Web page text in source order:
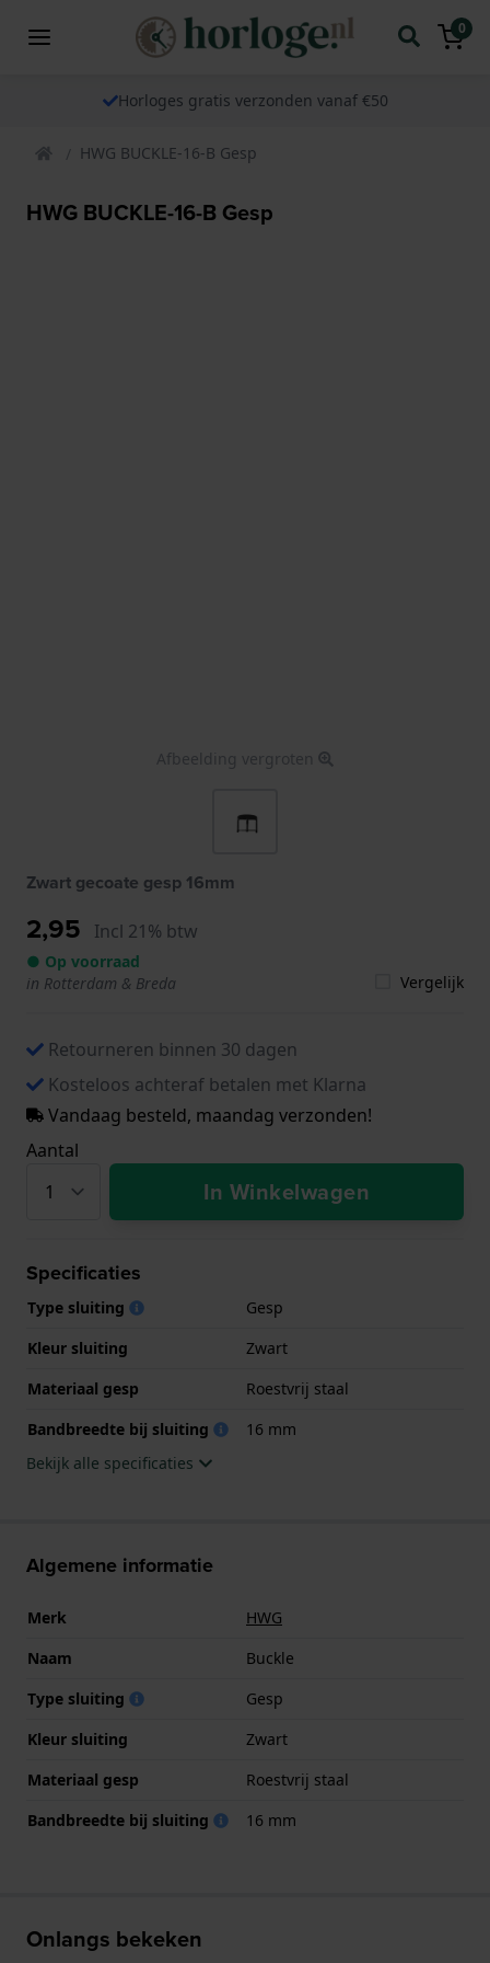
0
Horloges gratis verzonden vanaf €50
HWG BUCKLE-16-B Gesp
HWG BUCKLE-16-B Gesp
Afbeelding vergroten
Zwart gecoate gesp 16mm
2,95 Incl 21% btw
● Op voorraad
in Rotterdam & Breda
Vergelijk
Retourneren binnen 30 dagen
Kosteloos achteraf betalen met Klarna
Vandaag besteld, maandag verzonden!
Aantal
In Winkelwagen
Specificaties
Type sluiting
Gesp
Kleur sluiting
Zwart
Materiaal gesp
Roestvrij staal
Bandbreedte bij sluiting
16 mm
Bekijk alle specificaties
Algemene informatie
Merk
HWG
Naam
Buckle
Type sluiting
Gesp
Kleur sluiting
Zwart
Materiaal gesp
Roestvrij staal
Bandbreedte bij sluiting
16 mm
Onlangs bekeken